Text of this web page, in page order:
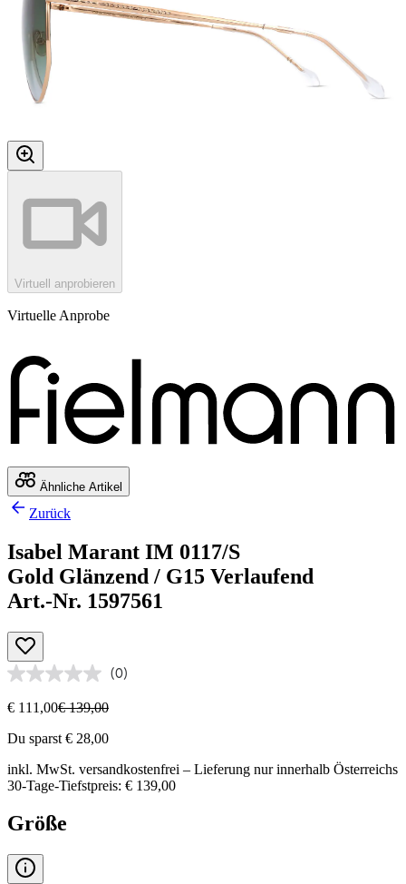
Virtuell anprobieren
Virtuelle Anprobe
Ähnliche Artikel
Zurück
Isabel Marant IM 0117/S
Gold Glänzend / G15 Verlaufend
Art.-Nr. 1597561
(0)
€ 111,00€ 139,00
Du sparst € 28,00
inkl. MwSt. versandkostenfrei – Lieferung nur innerhalb Österreichs
30-Tage-Tiefstpreis: € 139,00
Größe